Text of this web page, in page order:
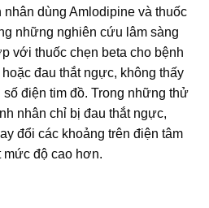
dùng Amlodipine và thuốc
những nghiên cứu lâm sàng
với thuốc chẹn beta cho bệnh
đau thắt ngực, không thấy
điện tim đồ. Trong những thử
nhân chỉ bị đau thắt ngực,
đổi các khoảng trên điện tâm
mức độ cao hơn.